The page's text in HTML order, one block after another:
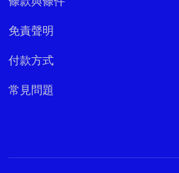
免責聲明
付款方式
常見問題